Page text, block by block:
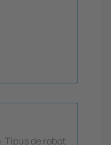
Tipus de robot